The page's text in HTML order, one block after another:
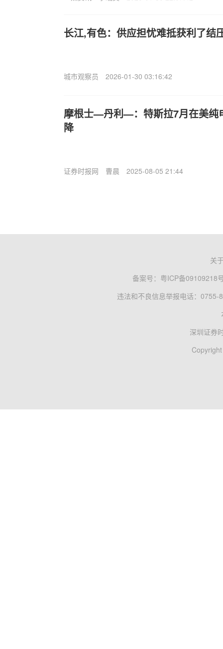
长江,有色：供应担忧难抵获利了结
城市观察员 2026-01-30 03:16:42
摩根士—丹利—：特斯拉7月在美纯
降
证券时报网 曹晨 2025-08-05 21:44
关
备案号： 粤ICP备09109218
违法和不良信息举报电话：0755-
深圳证券